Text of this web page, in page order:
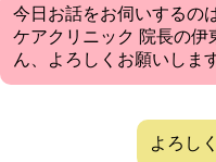
今日お話をお伺いするの
ケアクリニック 院長の伊
ん、よろしくお願いしま
よろし